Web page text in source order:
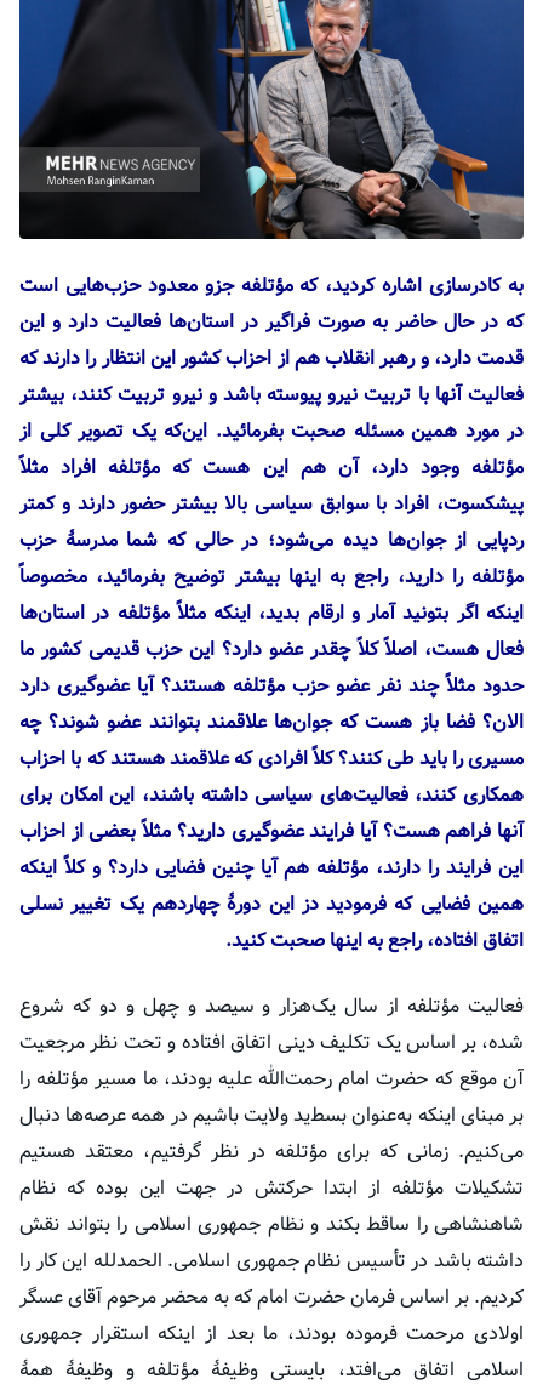
به کادرسازی اشاره کردید، کهمؤتلفه جزو معدود حزب‌هایی است
که در حال حاضر به صورت فراگیر در استان‌ها فعالیت دارد و این
قدمت دارد، و رهبر انقلاب هم از احزاب کشور این انتظار را دارند که
فعالیت آنها با تربیت نیرو پیوسته باشد و نیرو تربیت کنند، بیشتر
در مورد همین مسئله صحبت بفرمائید. این‌که یک تصویر کلی از
مؤتلفه وجود دارد، آن هم این هست که مؤتلفه افراد مثلاً
پیشکسوت، افراد با سوابق سیاسی بالا بیشتر حضور دارند و کمتر
ردپایی از جوان‌ها دیده می‌شود؛ در حالی که شما مدرسهٔ حزب
مؤتلفه را دارید، راجع به اینها بیشتر توضیح بفرمائید، مخصوصاً
اینکه اگر بتونید آمار و ارقام بدید، اینکه مثلاًمؤتلفه در استان‌ها
فعال هست، اصلاً کلاً چقدر عضو دارد؟ این حزب قدیمی کشور ما
حدود مثلاً چند نفر عضو حزب مؤتلفه هستند؟ آیا عضوگیری دارد
الان؟ فضا باز هست که جوان‌ها علاقمند بتوانند عضو شوند؟ چه
مسیری را باید طی کنند؟ کلاً افرادی که علاقمند هستند که با احزاب
همکاری کنند، فعالیت‌های سیاسی داشته باشند، این امکان برای
آنها فراهم هست؟ آیا فرایند عضوگیری دارید؟ مثلاً بعضی از احزاب
این فرایند را دارند، مؤتلفه هم آیا چنین فضایی دارد؟ و کلاً اینکه
همین فضایی که فرمودید دز این دورهٔ چهاردهم یک تغییر نسلی
اتفاق افتاده، راجع به اینها صحبت کنید.
فعالیت مؤتلفه از سال یک‌هزار و سیصد و چهل و دو که شروع
شده، بر اساس یک تکلیف دینی اتفاق افتاده و تحت نظر مرجعیت
آن موقع که حضرت امام رحمت‌الله علیه بودند، ما مسیر مؤتلفه را
بر مبنای اینکه به‌عنوان بسط‌ید ولایت باشیم در همه عرصه‌ها دنبال
می‌کنیم. زمانی که برای مؤتلفه در نظر گرفتیم، معتقد هستیم
تشکیلات مؤتلفه از ابتدا حرکتش در جهت این بوده که نظام
شاهنشاهی را ساقط بکند و نظام جمهوری اسلامی را بتواند نقش
داشته باشد در تأسیس نظام جمهوری اسلامی. الحمدلله این کار را
کردیم. بر اساس فرمان حضرت امام که به محضر مرحوم آقای عسگر
اولادی مرحمت فرموده بودند، ما بعد از اینکه استقرار جمهوری
اسلامی اتفاق می‌افتد، بایستی وظیفهٔمؤتلفه و وظیفهٔ همهٔ